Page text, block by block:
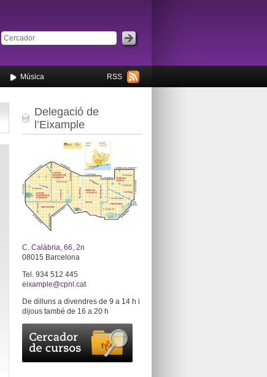
RSS
Música
Delegació de
l’Eixample
C. Calàbria, 66, 2n
08015 Barcelona
Tel. 934 512 445
eixample@cpnl.cat
De dilluns a divendres de 9 a 14 h i
dijous també de 16 a 20 h